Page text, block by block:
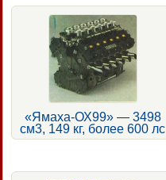
«Ямаха-ОХ99» — 3498
см3, 149 кг, более 600 лс